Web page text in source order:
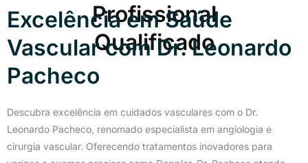
Profissional
Qualificado
Excelência em Saúde
Vascular com Dr. Leonardo
Pacheco
Descubra excelência em cuidados vasculares com o Dr.
Leonardo Pacheco, renomado especialista em angiologia e
cirurgia vascular. Oferecendo tratamentos inovadores para